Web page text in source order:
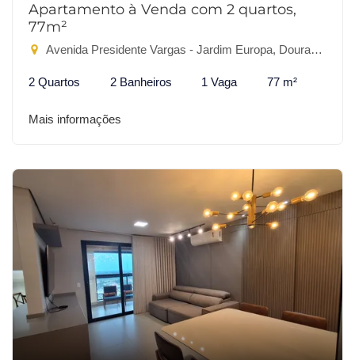
Apartamento à Venda com 2 quartos,
77m²
Avenida Presidente Vargas - Jardim Europa, Dourados-MS
2 Quartos 2 Banheiros 1 Vaga 77 m²
Mais informações